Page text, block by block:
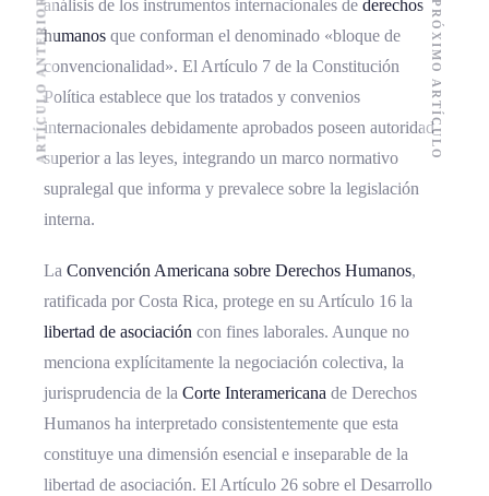
análisis de los instrumentos internacionales de derechos
humanos que conforman el denominado «bloque de
convencionalidad». El Artículo 7 de la Constitución
Política establece que los tratados y convenios
internacionales debidamente aprobados poseen autoridad
superior a las leyes, integrando un marco normativo
supralegal que informa y prevalece sobre la legislación
interna.
La Convención Americana sobre Derechos Humanos,
ratificada por Costa Rica, protege en su Artículo 16 la
libertad de asociación con fines laborales. Aunque no
menciona explícitamente la negociación colectiva, la
jurisprudencia de la Corte Interamericana de Derechos
Humanos ha interpretado consistentemente que esta
constituye una dimensión esencial e inseparable de la
libertad de asociación. El Artículo 26 sobre el Desarrollo
ARTÍCULO ANTERIOR PRÓXIMO ARTÍCULO